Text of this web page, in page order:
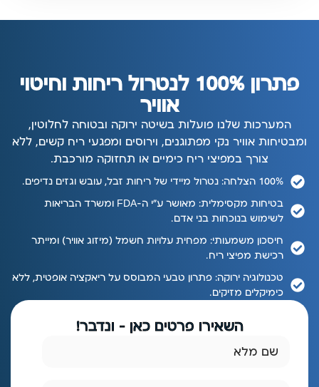
פתרון 100% לנטרול ריחות וחיטוי
אוויר
המערכות שלנו פועלות בשיטה ירוקה ובטוחה לחלוטין,
ומבטיחות אוויר נקי מפתוגנים, וירוסים ומפגעי ריח קשים, ללא
צורך במפיצי ריח כימיים או תחזוקה מורכבת.
100% הצלחה: נטרול מיידי של ריחות זבל, עובש וגזים נדיפים.
בטיחות מקסימלית: מאושר ע"י ה-FDA ומשרד הבריאות
לשימוש בנוכחות בני אדם.
חיסכון משמעותי: מפחית עלויות חשמל (מיזוג אוויר) ומייתר
רכישת מפיצי ריח.
טכנולוגיה ירוקה: פתרון טבעי המבוסס על ריאקציה אופטית, ללא
כימיקלים מזיקים.
השאירו פרטים כאן - ונדבר!